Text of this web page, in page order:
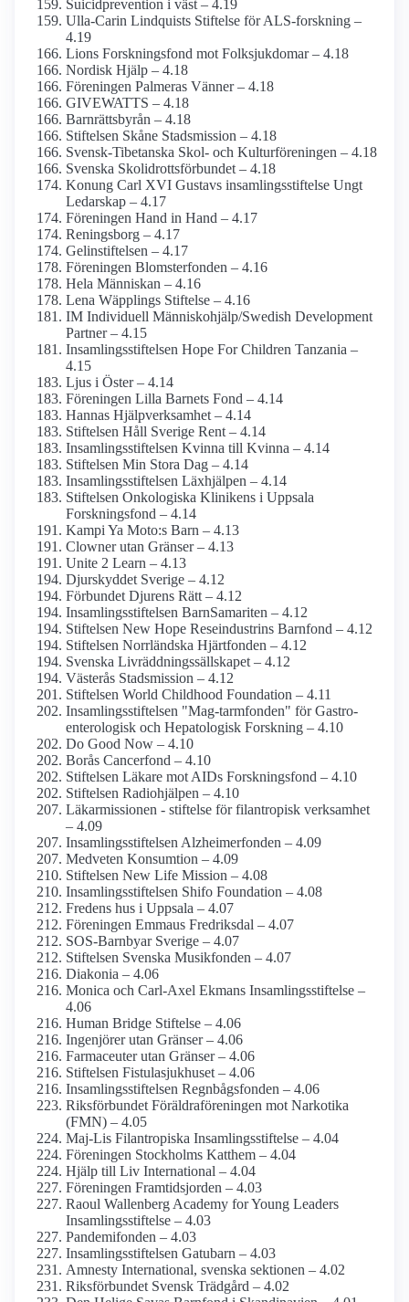
Suicidprevention i väst – 4.19
Ulla-Carin Lindquists Stiftelse för ALS-forskning –
4.19
Lions Forsknings­fond mot Folksjukdomar – 4.18
Nordisk Hjälp – 4.18
Föreningen Palmeras Vänner – 4.18
GIVEWATTS – 4.18
Barnrättsbyrån – 4.18
Stiftelsen Skåne Stadsmission – 4.18
Svensk-Tibetanska Skol- och Kulturföreningen – 4.18
Svenska Skolidrotts­förbundet – 4.18
Konung Carl XVI Gustavs insamlings­stiftelse Ungt
Ledarskap – 4.17
Föreningen Hand in Hand – 4.17
Reningsborg – 4.17
Gelinstiftelsen – 4.17
Föreningen Blomster­fonden – 4.16
Hela Människan – 4.16
Lena Wäpplings Stiftelse – 4.16
IM Individuell Människohjälp/­Swedish Development
Partner – 4.15
Insamlings­stiftelsen Hope For Children Tanzania –
4.15
Ljus i Öster – 4.14
Föreningen Lilla Barnets Fond – 4.14
Hannas Hjälp­verksamhet – 4.14
Stiftelsen Håll Sverige Rent – 4.14
Insamlings­stiftelsen Kvinna till Kvinna – 4.14
Stiftelsen Min Stora Dag – 4.14
Insamlings­stiftelsen Läxhjälpen – 4.14
Stiftelsen Onkologiska Klinikens i Uppsala
Forskningsfond – 4.14
Kampi Ya Moto:s Barn – 4.13
Clowner utan Gränser – 4.13
Unite 2 Learn – 4.13
Djurskyddet Sverige – 4.12
Förbundet Djurens Rätt – 4.12
Insamlings­stiftelsen BarnSamariten – 4.12
Stiftelsen New Hope Rese­industrins Barnfond – 4.12
Stiftelsen Norrländska Hjärtfonden – 4.12
Svenska Livräddningssällskapet – 4.12
Västerås Stadsmission – 4.12
Stiftelsen World Childhood Foundation – 4.11
Insamlings­stiftelsen "Mag-tarmfonden" för Gastro­
enterologisk och Hepatologisk Forskning – 4.10
Do Good Now – 4.10
Borås Cancerfond – 4.10
Stiftelsen Läkare mot AIDs Forsknings­fond – 4.10
Stiftelsen Radiohjälpen – 4.10
Läkarmissionen - stiftelse för filantropisk verksamhet
– 4.09
Insamlings­stiftelsen Alzheimer­fonden – 4.09
Medveten Konsumtion – 4.09
Stiftelsen New Life Mission – 4.08
Insamlings­stiftelsen Shifo Foundation – 4.08
Fredens hus i Uppsala – 4.07
Föreningen Emmaus Fredriksdal – 4.07
SOS-Barnbyar Sverige – 4.07
Stiftelsen Svenska Musikfonden – 4.07
Diakonia – 4.06
Monica och Carl-Axel Ekmans Insamlings­stiftelse –
4.06
Human Bridge Stiftelse – 4.06
Ingenjörer utan Gränser – 4.06
Farmaceuter utan Gränser – 4.06
Stiftelsen Fistulasjukhuset – 4.06
Insamlings­stiftelsen Regnbågs­fonden – 4.06
Riksförbundet Föräldra­föreningen mot Narkotika
(FMN) – 4.05
Maj-Lis Filantropiska Insamlings­stiftelse – 4.04
Föreningen Stockholms Katthem – 4.04
Hjälp till Liv International – 4.04
Föreningen Framtidsjorden – 4.03
Raoul Wallenberg Academy for Young Leaders
Insamlings­stiftelse – 4.03
Pandemifonden – 4.03
Insamlings­stiftelsen Gatubarn – 4.03
Amnesty International, svenska sektionen – 4.02
Riksförbundet Svensk Trädgård – 4.02